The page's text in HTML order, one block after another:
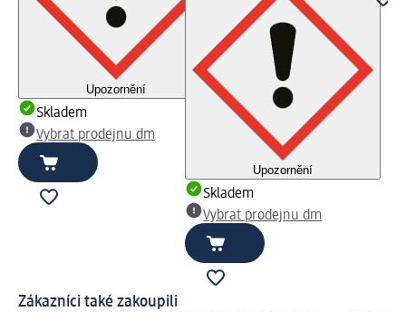
Upozornění
Skladem
Vybrat prodejnu dm
Upozornění
Skladem
Vybrat prodejnu dm
Zákazníci také zakoupili